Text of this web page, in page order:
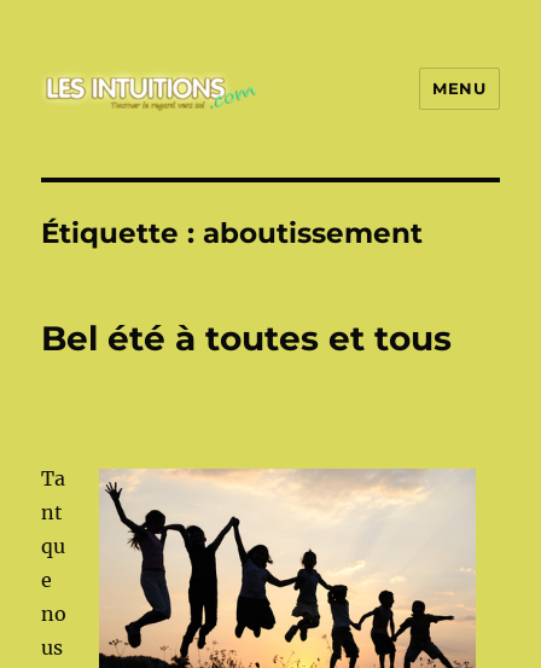
MENU
Étiquette :aboutissement
Bel été à toutes et tous
Ta
nt
qu
e
no
us